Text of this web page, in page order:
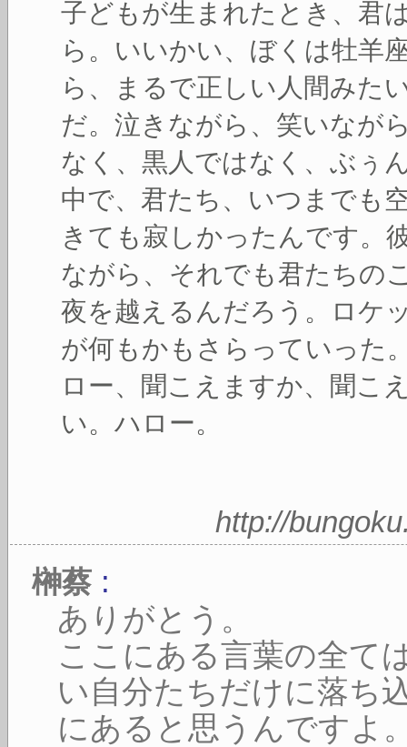
子どもが生まれたとき、君
ら。いいかい、ぼくは牡羊
ら、まるで正しい人間みた
だ。泣きながら、笑いなが
なく、黒人ではなく、ぶぅ
中で、君たち、いつまでも
きても寂しかったんです。
ながら、それでも君たちの
夜を越えるんだろう。ロケ
が何もかもさらっていった
ロー、聞こえますか、聞こ
い。ハロー。
http://
榊蔡 :
ありがとう。
ここにある言葉の全て
い自分たちだけに落ち
にあると思うんですよ